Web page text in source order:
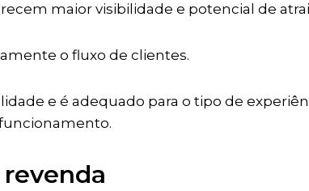
maior visibilidade e potencial de
o fluxo de clientes.
e é adequado para o tipo de